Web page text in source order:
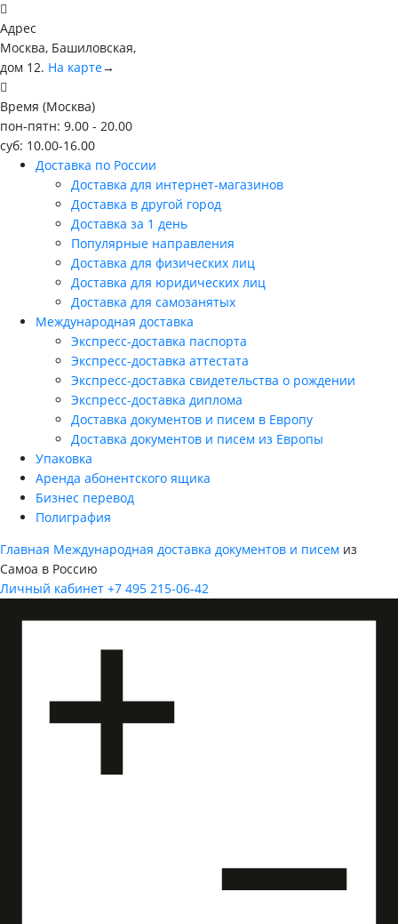
Адрес
Москва, Башиловская,
дом 12. На карте→
Время (Москва)
пон-пятн: 9.00 - 20.00
суб: 10.00-16.00
Доставка по России
Доставка для интернет-магазинов
Доставка в другой город
Доставка за 1 день
Популярные направления
Доставка для физических лиц
Доставка для юридических лиц
Доставка для самозанятых
Международная доставка
Экспресс-доставка паспорта
Экспресс-доставка аттестата
Экспресс-доставка свидетельства о рождении
Экспресс-доставка диплома
Доставка документов и писем в Европу
Доставка документов и писем из Европы
Упаковка
Аренда абонентского ящика
Бизнес перевод
Полиграфия
Главная Международная доставка документов и писем из
Самоа в Россию
Личный кабинет +7 495 215-06-42